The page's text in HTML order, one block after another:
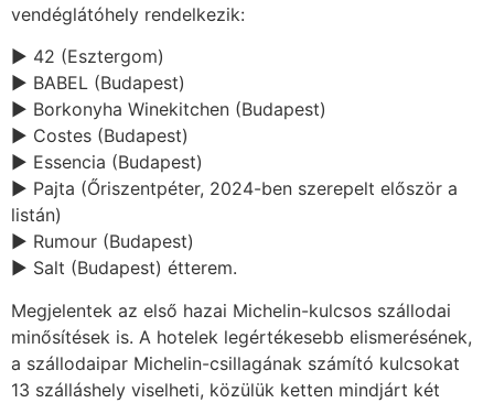
vendéglátóhely rendelkezik:
► 42 (Esztergom)
► BABEL (Budapest)
► Borkonyha Winekitchen (Budapest)
► Costes (Budapest)
► Essencia (Budapest)
► Pajta (Őriszentpéter, 2024-ben szerepelt először a
listán)
► Rumour (Budapest)
► Salt (Budapest) étterem.
Megjelentek az első hazai Michelin-kulcsos szállodai
minősítések is. A hotelek legértékesebb elismerésének,
a szállodaipar Michelin-csillagának számító kulcsokat
13 szálláshely viselheti, közülük ketten mindjárt két